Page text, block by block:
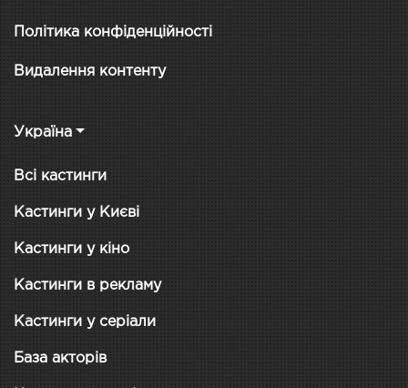
Політика конфіденційності
Видалення контенту
Україна
Всі кастинги
Кастинги у Києві
Кастинги у кіно
Кастинги в рекламу
Кастинги у серіали
База акторів